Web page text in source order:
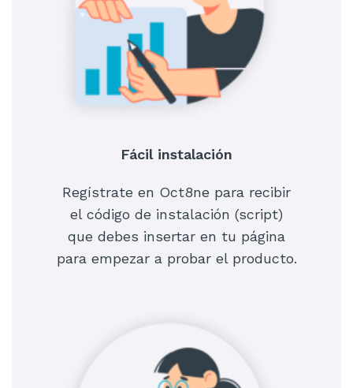
Fácil instalación
Regístrate en Oct8ne para recibir
el código de instalación (script)
que debes insertar en tu página
para empezar a probar el producto.